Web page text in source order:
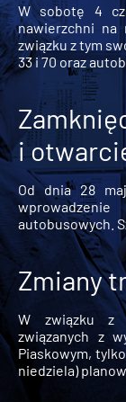
W sobotę 4
nawierzchni na
związku z tym
33 i 70 oraz
i
Od dnia 28
autobusowych.
Zmiany
W związku z
związanych z
Piaskowym,
niedziela)